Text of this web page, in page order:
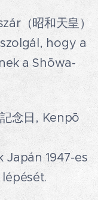
（昭和天皇）
hogy a
a Shōwa-
念日, Kenpō
1947-es